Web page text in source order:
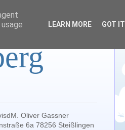
Oliver Gassner
6a 78256 Steißlingen
LEARN MORE GOT IT